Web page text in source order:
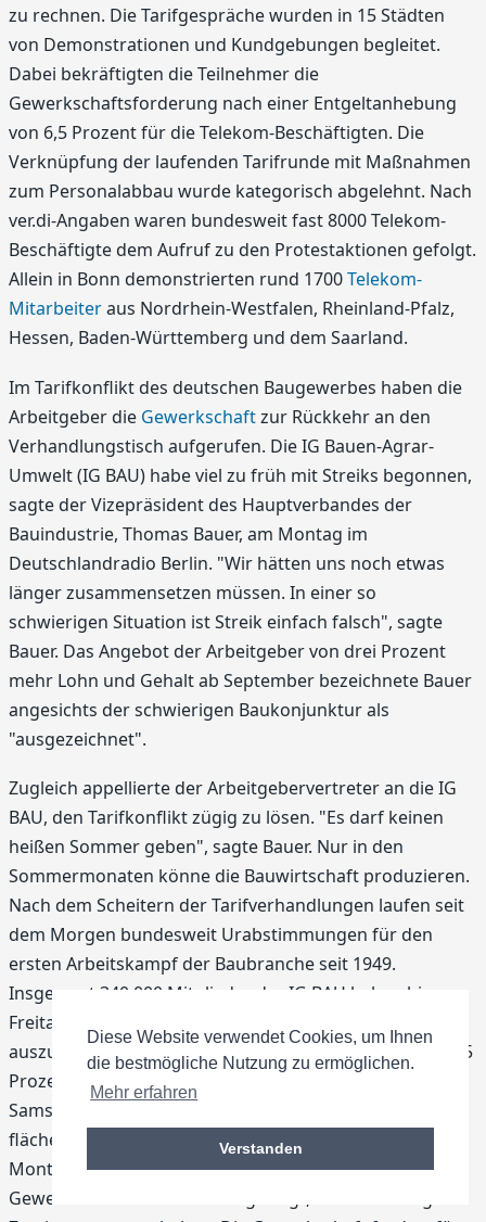
Diese Website verwendet Cookies, um Ihnen
die bestmögliche Nutzung zu ermöglichen.
Mehr erfahren
Verstanden
zu rechnen. Die Tarifgespräche wurden in 15 Städten
von Demonstrationen und Kundgebungen begleitet.
Dabei bekräftigten die Teilnehmer die
Gewerkschaftsforderung nach einer Entgeltanhebung
von 6,5 Prozent für die Telekom-Beschäftigten. Die
Verknüpfung der laufenden Tarifrunde mit Maßnahmen
zum Personalabbau wurde kategorisch abgelehnt. Nach
ver.di-Angaben waren bundesweit fast 8000 Telekom-
Beschäftigte dem Aufruf zu den Protestaktionen gefolgt.
Allein in Bonn demonstrierten rund 1700Telekom-
Mitarbeiteraus Nordrhein-Westfalen, Rheinland-Pfalz,
Hessen, Baden-Württemberg und dem Saarland.
Im Tarifkonflikt des deutschen Baugewerbes haben die
Arbeitgeber die Gewerkschaftzur Rückkehr an den
Verhandlungstisch aufgerufen. Die IG Bauen-Agrar-
Umwelt (IG BAU) habe viel zu früh mit Streiks begonnen,
sagte der Vizepräsident des Hauptverbandes der
Bauindustrie, Thomas Bauer, am Montag im
Deutschlandradio Berlin. "Wir hätten uns noch etwas
länger zusammensetzen müssen. In einer so
schwierigen Situation ist Streik einfach falsch", sagte
Bauer. Das Angebot der Arbeitgeber von drei Prozent
mehr Lohn und Gehalt ab September bezeichnete Bauer
angesichts der schwierigen Baukonjunktur als
"ausgezeichnet".
Zugleich appellierte der Arbeitgebervertreter an die IG
BAU, den Tarifkonflikt zügig zu lösen. "Es darf keinen
heißen Sommer geben", sagte Bauer. Nur in den
Sommermonaten könne die Bauwirtschaft produzieren.
Nach dem Scheitern der Tarifverhandlungen laufen seit
dem Morgen bundesweit Urabstimmungen für den
ersten Arbeitskampf der Baubranche seit 1949.
Insgesamt 340 000 Mitglieder der IG BAU haben bis
Freitag Gelegenheit, sich für Streikmaßnahmen
auszusprechen. Erforderlich ist eine Zustimmung von 75
Prozent. Das Ergebnis der Urabstimmung soll am
Samstag bekannt gegeben werden. Ein
flächendeckender Streik könnte am kommenden
Montag beginnen. Am Wochenende hatte sich die
Gewerkschaft zuversichtlich gezeigt, die notwendige